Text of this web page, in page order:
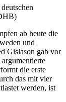
ab heute die
und
Gislason gab vor
die erste
das mit vier
werden, ist